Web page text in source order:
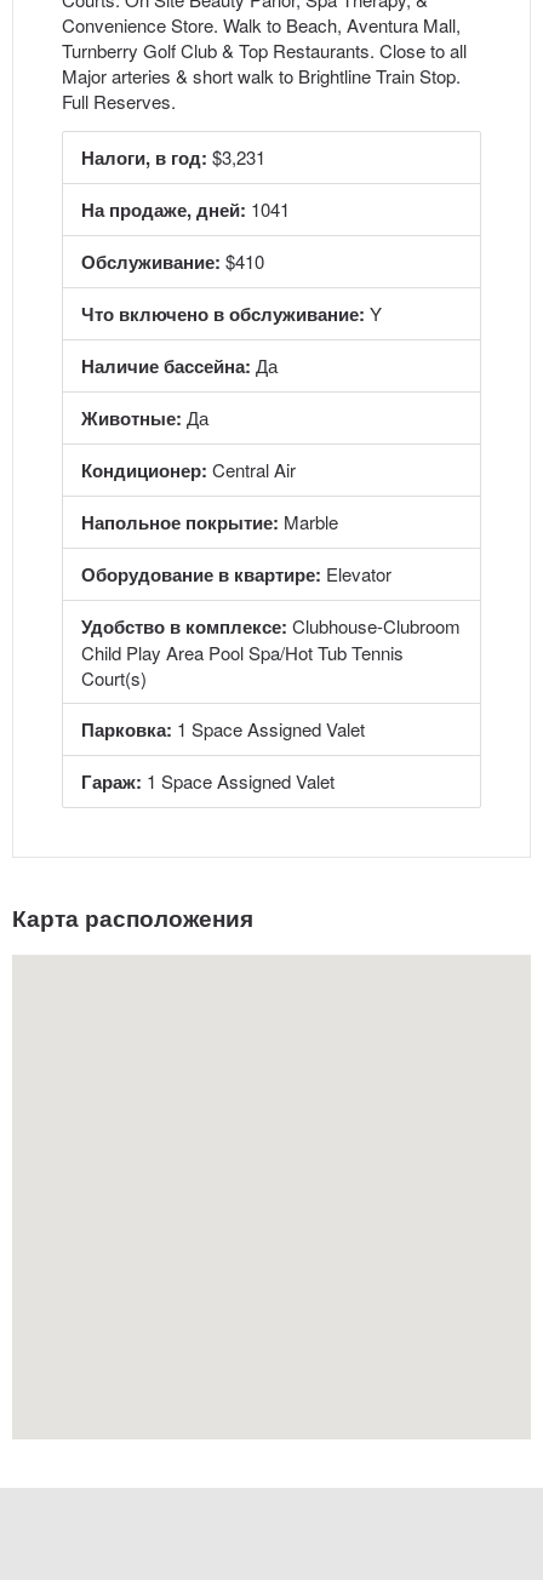
Convenience Store. Walk to Beach, Aventura Mall,
Turnberry Golf Club & Top Restaurants. Close to all
Major arteries & short walk to Brightline Train Stop.
Full Reserves.
Налоги, в год: $3,231
На продаже, дней: 1041
Обслуживание: $410
Что включено в обслуживание: Y
Наличие бассейна: Да
Животные: Да
Кондиционер: Central Air
Напольное покрытие: Marble
Оборудование в квартире: Elevator
Удобство в комплексе: Clubhouse-Clubroom
Child Play Area Pool Spa/Hot Tub Tennis
Court(s)
Парковка: 1 Space Assigned Valet
Гараж: 1 Space Assigned Valet
Карта расположения